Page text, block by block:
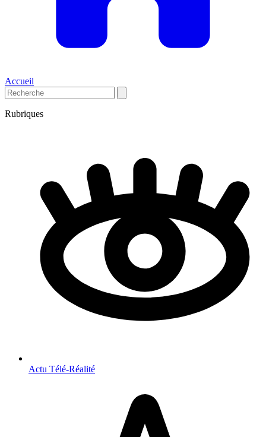
Accueil
Rubriques
Actu Télé-Réalité